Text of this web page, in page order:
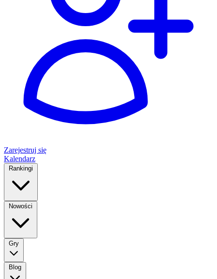
Zarejestruj się
Kalendarz
Rankingi
Nowości
Gry
Blog